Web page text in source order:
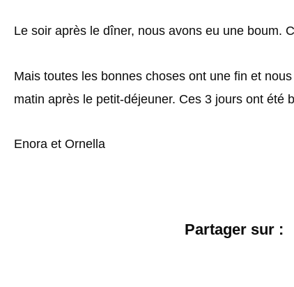
Le soir après le dîner, nous avons eu une boum.
Mais toutes les bonnes choses ont une fin et
matin après le petit-déjeuner. Ces 3 jours ont été
Enora et Ornella
Partager sur :